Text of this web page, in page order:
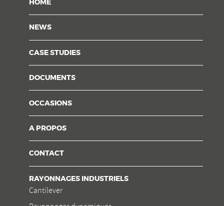
HOME
NEWS
CASE STUDIES
DOCUMENTS
OCCASIONS
A PROPOS
CONTACT
RAYONNAGES INDUSTRIELS
Cantilever